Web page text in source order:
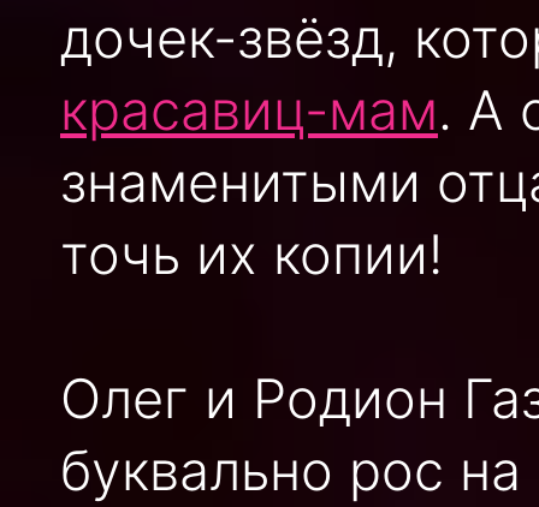
дочек-звёзд,
красавиц-мам. А
знаменитыми
точь их копии!
Олег и Родион
буквально рос